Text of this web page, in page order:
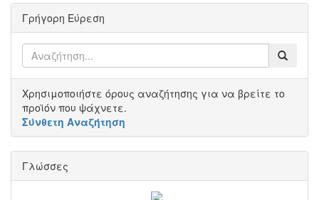
Γρήγορη Εύρεση
Χρησιμοποιήστε όρους αναζήτησης για να βρείτε το
προϊόν που ψάχνετε.
Σύνθετη Αναζήτηση
Γλώσσες